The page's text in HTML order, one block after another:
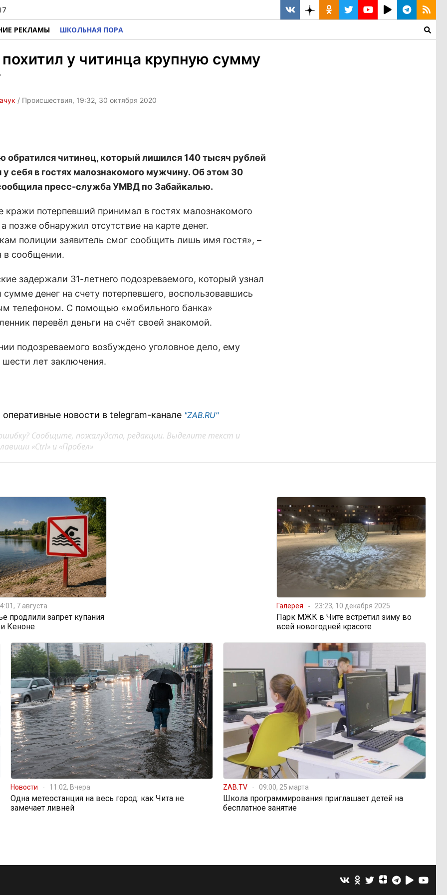
РЕКЛАМЫ ШКОЛЬНАЯ ПОРА
похитил у читинца крупную сумму
/ Происшествия, 19:32, 30 октября 2020
обратился читинец, который лишился 140 тысяч рублей
у себя в гостях малознакомого мужчину. Об этом 30
пресс-служба УМВД по Забайкалью.
кражи потерпевший принимал в гостях малознакомого
позже обнаружил отсутствие на карте денег.
полиции заявитель смог сообщить лишь имя гостя», –
в сообщении.
задержали 31-летнего подозреваемого, который узнал
сумме денег на счету потерпевшего, воспользовавшись
телефоном. С помощью «мобильного банка»
перевёл деньги на счёт своей знакомой.
подозреваемого возбуждено уголовное дело, ему
шести лет заключения.
новости в telegram-канале "ZAB.RU"
Сообщите, пожалуйста, редакции. Выделите текст и
«Ctrl» и «Пробел»
7 августа
продлили запрет купания
Кеноне
Галерея 23:23, 10 декабря 2025
Парк МЖК в Чите встретил зиму во
всей новогодней красоте
Новости 11:02, Вчера
Одна метеостанция на весь город: как Чита не
замечает ливней
ZAB.TV 09:00, 25 марта
Школа программирования приглашает детей на
бесплатное занятие